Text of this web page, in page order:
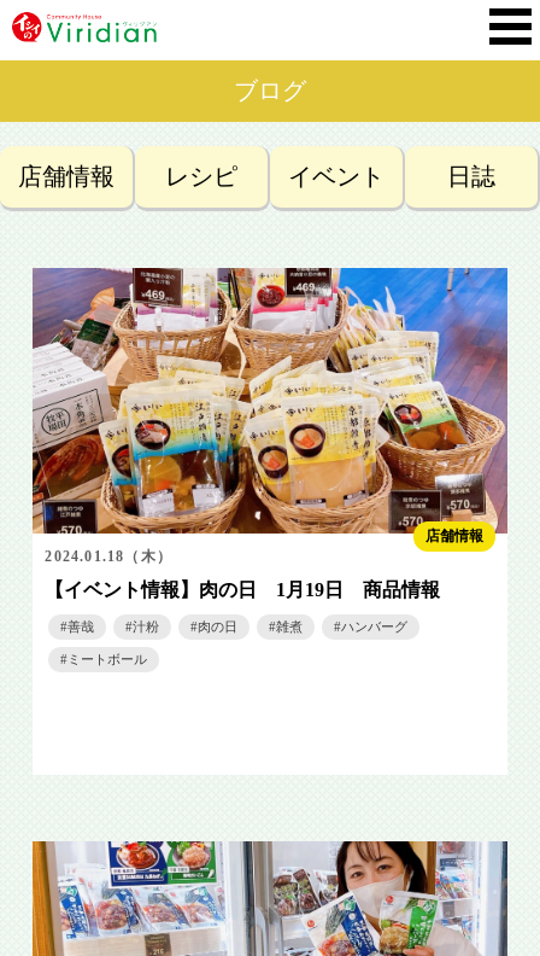
ブログ
店舗情報 レシピ イベント 日誌
店舗情報
2024.01.18（木）
【イベント情報】肉の日 1月19日 商品情報
善哉 汁粉 肉の日 雑煮 ハンバーグ
ミートボール